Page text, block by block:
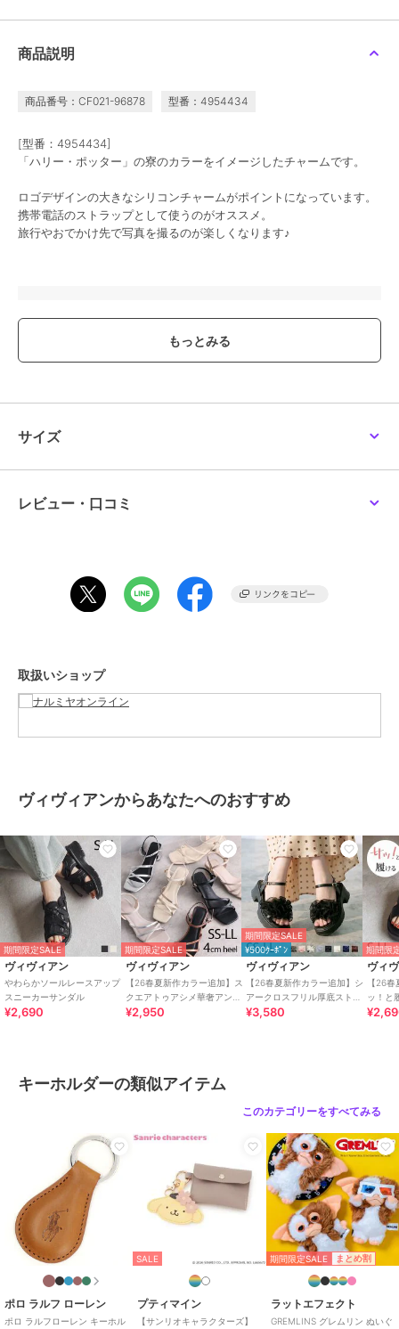
商品説明
商品番号：CF021-96878 型番：4954434
[型番：4954434]
「ハリー・ポッター」の寮のカラーをイメージしたチャームです。
ロゴデザインの大きなシリコンチャームがポイントになっています。
携帯電話のストラップとして使うのがオススメ。
旅行やおでかけ先で写真を撮るのが楽しくなります♪
ナルミヤオンライン
商品カテゴリ 財布・ポーチ・ケース ／キーホ
カラー 黄、赤、グリーン、ブルー
サイズ
商品のお取り扱い方法
お手入れ
洗濯方法は商品タグをご確認くだ
サイズ
レビュー・口コミ
取扱いショップ
ヴィヴィアンからあなたへのおすすめ
期間限定SALE
ヴィヴィアン
やわらかソールレースアップ
スニーカーサンダル
¥2,690
期間限定SALE
ヴィヴィアン
【26春夏新作カラー追加】ス
クエアトゥアシメ華奢アンク
ルストラップサンダル
¥2,950
期間限定SALE
¥500ｸｰﾎﾟﾝ
ヴィヴィアン
【26春夏新作カラー追加】シ
アークロスフリル厚底ストラ
ップサンダル
¥3,580
期間限
ヴィ
【26
ッ！と
トクロ
キーホルダーの類似アイテム
このカテゴリーをすべてみる
ポロ ラルフ ローレン
ポロ ラルフローレン キーホル
SALE
プティマイン
【サンリオキャラクターズ】
期間限定SALE まとめ割
ラットエフェクト
GREMLINS グレムリン ぬいぐ